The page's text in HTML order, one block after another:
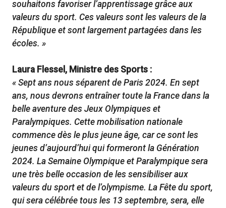
souhaitons favoriser l’apprentissage grâce aux
valeurs du sport. Ces valeurs sont les valeurs de la
République et sont largement partagées dans les
écoles. »
Laura Flessel, Ministre des Sports :
« Sept ans nous séparent de Paris 2024. En sept
ans, nous devrons entraîner toute la France dans la
belle aventure des Jeux Olympiques et
Paralympiques. Cette mobilisation nationale
commence dès le plus jeune âge, car ce sont les
jeunes d’aujourd’hui qui formeront la Génération
2024. La Semaine Olympique et Paralympique sera
une très belle occasion de les sensibiliser aux
valeurs du sport et de l’olympisme. La Fête du sport,
qui sera célébrée tous les 13 septembre, sera, elle